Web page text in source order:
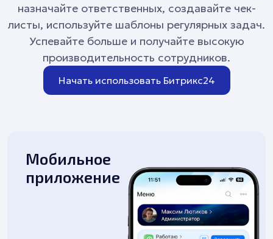
назначайте ответственных, создавайте чек-
листы, используйте шаблоны регулярных задач.
Успевайте больше и получайте высокую
производительность сотрудников.
Начать использовать Битрикс24
Мобильное
приложение